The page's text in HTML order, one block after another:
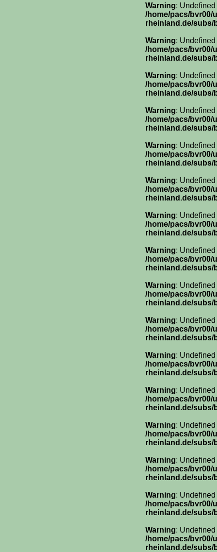
Warning:
/home/pacs/bvr00/
rheinland.de/subs/
Warning:
/home/pacs/bvr00/
rheinland.de/subs/
Warning:
/home/pacs/bvr00/
rheinland.de/subs/
Warning:
/home/pacs/bvr00/
rheinland.de/subs/
Warning:
/home/pacs/bvr00/
rheinland.de/subs/
Warning:
/home/pacs/bvr00/
rheinland.de/subs/
Warning:
/home/pacs/bvr00/
rheinland.de/subs/
Warning:
/home/pacs/bvr00/
rheinland.de/subs/
Warning:
/home/pacs/bvr00/
rheinland.de/subs/
Warning:
/home/pacs/bvr00/
rheinland.de/subs/
Warning:
/home/pacs/bvr00/
rheinland.de/subs/
Warning:
/home/pacs/bvr00/
rheinland.de/subs/
Warning:
/home/pacs/bvr00/
rheinland.de/subs/
Warning:
/home/pacs/bvr00/
rheinland.de/subs/
Warning:
/home/pacs/bvr00/
rheinland.de/subs/
Warning:
/home/pacs/bvr00/
rheinland.de/subs/